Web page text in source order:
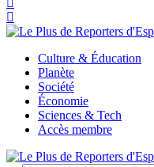
Culture & Éducation
Planète
Société
Économie
Sciences & Tech
Accès membre